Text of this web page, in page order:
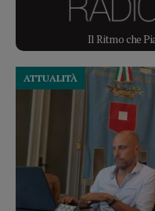
Il Ritmo che
ATTUALITÀ